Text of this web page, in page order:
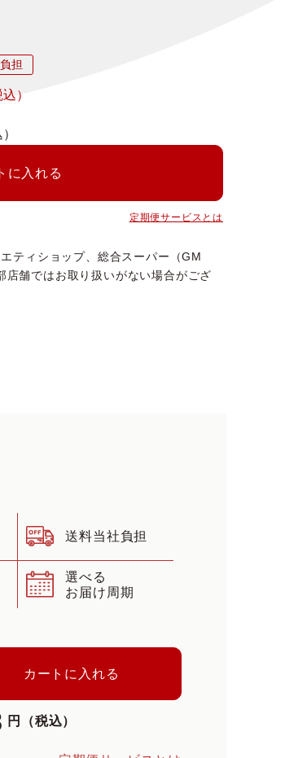
込）
担
に入れる
定期便サービスとは
ティショップ、総合スーパー（GM
舗ではお取り扱いがない場合がござ
送料当社負担
選べる
お届け周期
カートに入れる
円（税込）